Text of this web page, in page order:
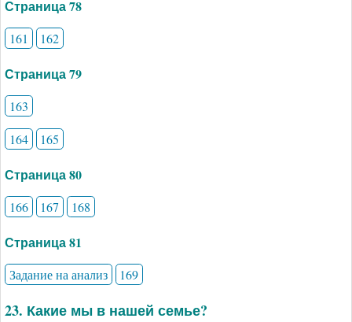
Страница 78
161 162
Страница 79
163
164
165
Страница 80
166 167 168
Страница 81
Задание на анализ 169
23. Какие мы в нашей семье?